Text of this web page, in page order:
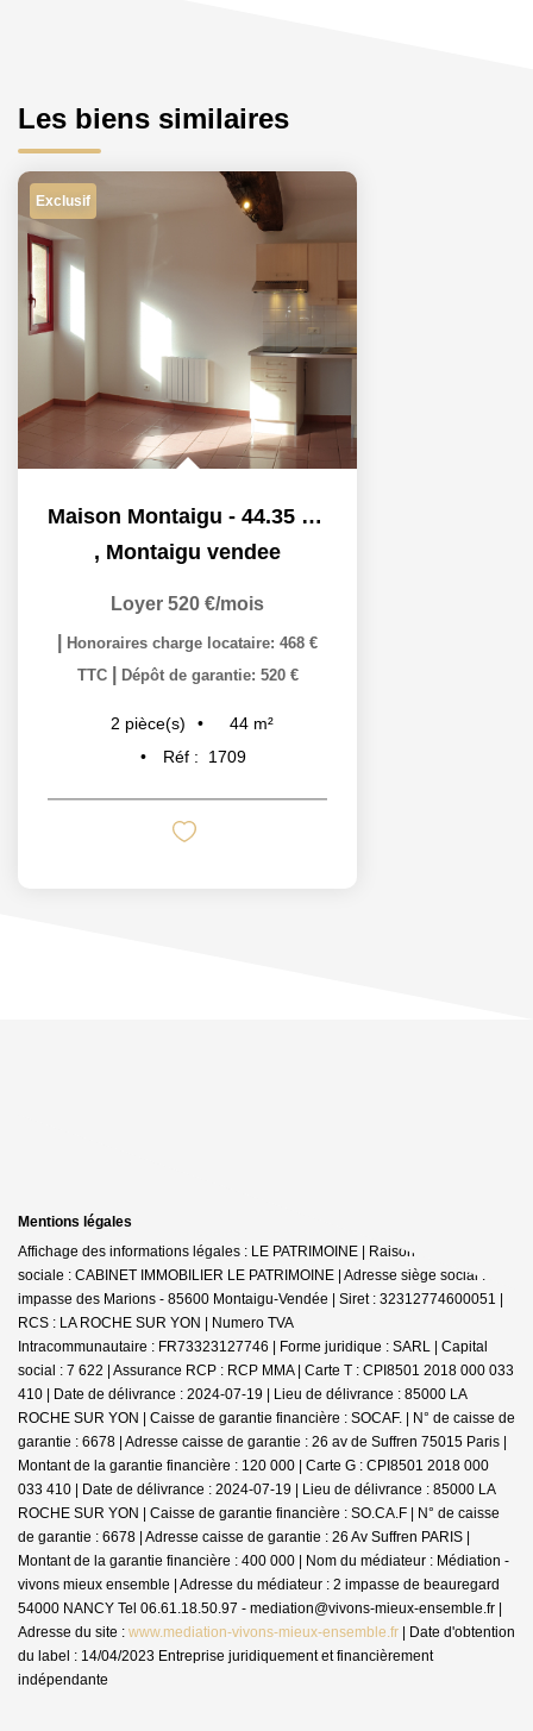
Les biens similaires
Exclusif
Maison Montaigu - 44.35 M2
, Montaigu vendee
Loyer 520 €/mois
Honoraires charge locataire: 468 €
TTC
Dépôt de garantie: 520 €
2 pièce(s) 44 m²
Réf :
1709
Mentions légales
Affichage des informations légales : LE PATRIMOINE | Raison
sociale : CABINET IMMOBILIER LE PATRIMOINE | Adresse siège social : 30
impasse des Marions - 85600 Montaigu-Vendée | Siret : 32312774600051 |
RCS : LA ROCHE SUR YON | Numero TVA
Intracommunautaire : FR73323127746 | Forme juridique : SARL | Capital
social : 7 622 | Assurance RCP : RCP MMA | Carte T : CPI8501 2018 000 033
410 | Date de délivrance : 2024-07-19 | Lieu de délivrance : 85000 LA
ROCHE SUR YON | Caisse de garantie financière : SOCAF. | N° de caisse de
garantie : 6678 | Adresse caisse de garantie : 26 av de Suffren 75015 Paris |
Montant de la garantie financière : 120 000 | Carte G : CPI8501 2018 000
033 410 | Date de délivrance : 2024-07-19 | Lieu de délivrance : 85000 LA
ROCHE SUR YON | Caisse de garantie financière : SO.CA.F | N° de caisse
de garantie : 6678 | Adresse caisse de garantie : 26 Av Suffren PARIS |
Montant de la garantie financière : 400 000 | Nom du médiateur : Médiation -
vivons mieux ensemble | Adresse du médiateur : 2 impasse de beauregard
54000 NANCY Tel 06.61.18.50.97 - mediation@vivons-mieux-ensemble.fr |
Adresse du site : www.mediation-vivons-mieux-ensemble.fr | Date d'obtention
du label : 14/04/2023 Entreprise juridiquement et financièrement
indépendante